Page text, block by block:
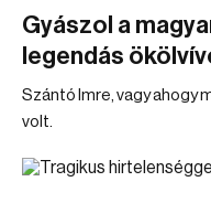
Gyászol a
legendás
Szántó Imre, vagy ahogy
volt.